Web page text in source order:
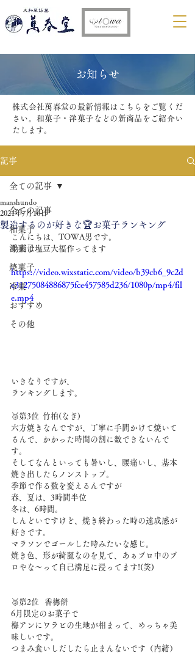
​お知らせ
株式会社萬春堂の最新情報はこちらをご覧くだ
さい。和菓子・洋菓子などの新商品をご紹介い
たします。
記事
全ての記事
和菓子
洋菓子
焼菓子
冷菓
おすすめ
その他
全ての記事
製造するのが好きな🏆お菓子ランキング
manshundo
2021年7月16日
こんにちは、TOWA男です。
動画は塩豆大福作ってます
https://video.wixstatic.com/video/b39cb6_9c2d
e31275084886875fce457585d236/1080p/mp4/fil
e.mp4
いきなりですが、
ランキングします。
🥉第3位  竹柏(なぎ)
六方焼きなんですが、丁寧に手間かけて焼いて
るんで、かかった時間の割に数できないんで
す。
そしてなんといっても暑いし、腰痛いし、基本
焼き出したらノンストップ。
季節で作る数を変えるんですが
春、夏は、3時間半位
冬は、6時間。
しんどいですけど、焼き終わった時の達成感が
好きです。
マラソンでゴールした時みたいな感じ。
焼き色、形が綺麗なのを見て、あぁプロ中のプ
ロやな〜って自己満足に浸ってます!(笑)
🥈第2位   香梅餅
6月限定のお菓子で
梅アンにワラビの生地が相まって、めっちゃ美
味しいです。
つまみ食いしだしたら止まんないです（内緒）